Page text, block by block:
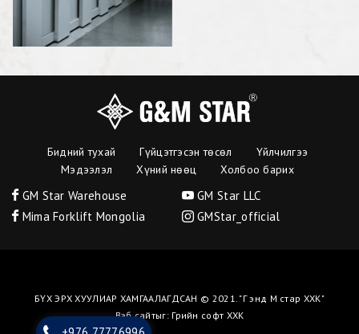
Бидний тухай Гүйцэтгэсэн төсөл
Үйлчилгээ
Мэдээлэл
Хүний нөөц Холбоо барих
GM Star Warehouse
GM Star LLC
Mima Forklift Mongolia
GMStar_official
БҮХ ЭРХ ХУУЛИАР ХАМГААЛАГДСАН © 2021. "Г энд М стар ХХК"
Вэб сайтыг: Грийн софт ХХК